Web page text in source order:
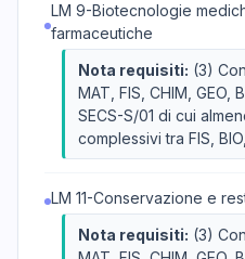
LM 9-Biotecnologie
farmaceutiche
Nota requisiti: (3)
MAT, FIS, CHIM, GEO,
SECS-S/01 di cui
complessivi tra FIS,
LM 11-Conservazione e
Nota requisiti: (3)